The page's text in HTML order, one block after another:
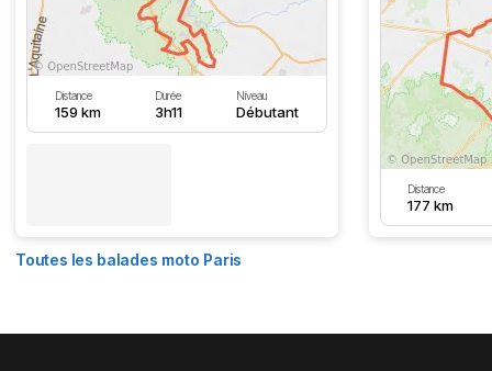
Distance
159 km
Durée
3h11
Niveau
Débutant
Distance
177 km
Toutes les balades moto Paris